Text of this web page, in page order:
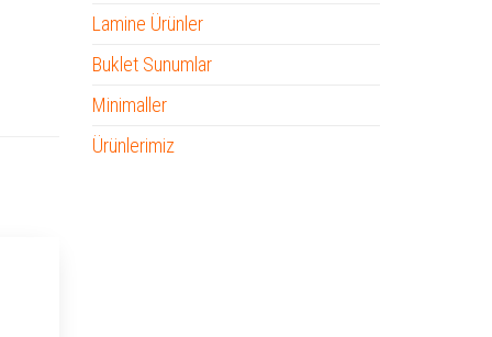
Lamine Ürünler
Buklet Sunumlar
Minimaller
Ürünlerimiz